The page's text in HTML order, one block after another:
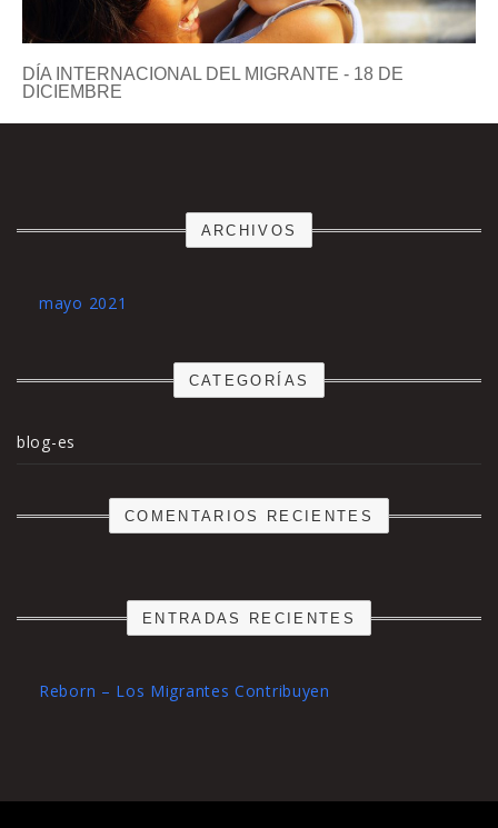
DÍA INTERNACIONAL DEL MIGRANTE - 18 DE
DICIEMBRE
ARCHIVOS
mayo 2021
CATEGORÍAS
blog-es
COMENTARIOS RECIENTES
ENTRADAS RECIENTES
Reborn – Los Migrantes Contribuyen